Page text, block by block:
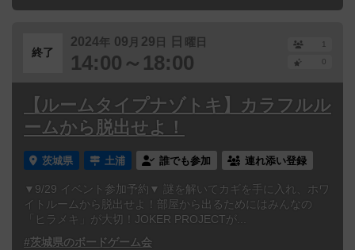
終了
2024年 09 月 29 日 日 曜日
14:00～18:00
1
0
【ルームタイプナゾトキ】カラフルル
ームから脱出せよ！
茨城県 土浦 誰でも参加 連れ添い登録
▼9/29 イベント参加予約▼ 謎を解いてカギを手に入れ、ホワ
イトルームから脱出せよ！部屋から出るためにはみんなの
「ヒラメキ」が大切！JOKER PROJECTが...
#茨城県のボードゲーム会